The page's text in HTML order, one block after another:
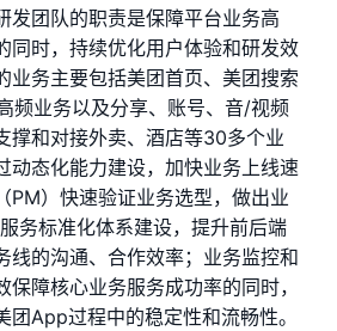
发团队的职责是保障平台业务高
同时，持续优化用户体验和研发效
业务主要包括美团首页、美团搜索
频业务以及分享、账号、音/视频
撑和对接外卖、酒店等30多个业
动态化能力建设，加快业务上线速
PM）快速验证业务选型，做出业
务标准化体系建设，提升前后端
线的沟通、合作效率；业务监控和
保障核心业务服务成功率的同时，
团App过程中的稳定性和流畅性。